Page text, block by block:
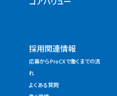
採用関連情報
応募からProCXで働くまでの流
れ
よくある質問